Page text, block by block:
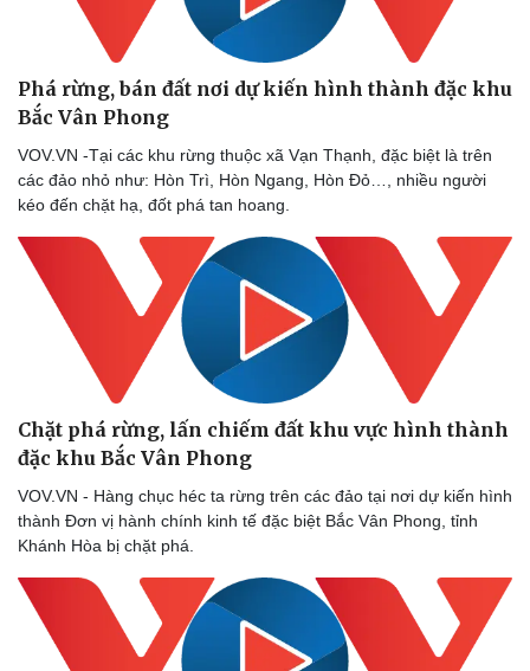
Sức khỏe
Dinh dưỡng - món ngon
Cây thuốc
Sản phụ khoa
Nhi khoa
Nam khoa
Làm đẹp - giảm cân
Phòng mạch online
Ăn sạch sống khỏe
Đời sống
Nhà đẹp
Blog
Tình yêu - Gia đình
Phá rừng, bán đất nơi dự kiến hình thành đặc khu
Bắc Vân Phong
VOV.VN -Tại các khu rừng thuộc xã Vạn Thạnh, đặc biệt là trên
các đảo nhỏ như: Hòn Trì, Hòn Ngang, Hòn Đỏ…, nhiều người
kéo đến chặt hạ, đốt phá tan hoang.
Chặt phá rừng, lấn chiếm đất khu vực hình thành
đặc khu Bắc Vân Phong
VOV.VN - Hàng chục héc ta rừng trên các đảo tại nơi dự kiến hình
thành Đơn vị hành chính kinh tế đặc biệt Bắc Vân Phong, tỉnh
Khánh Hòa bị chặt phá.